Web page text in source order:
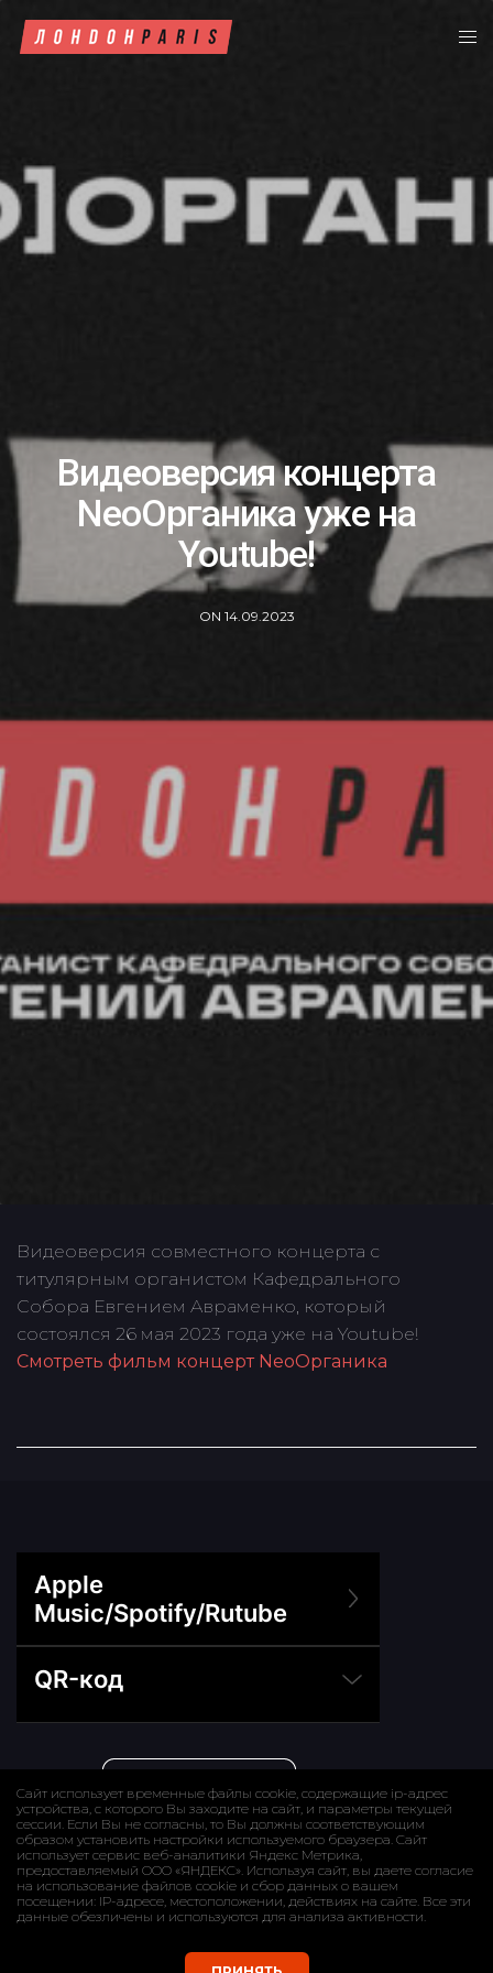
Видеоверсия концерта
NeoОрганика уже на
Youtube!
ON 14.09.2023
Видеоверсия совместного концерта с
титулярным органистом Кафедрального
Собора Евгением Авраменко, который
состоялся 26 мая 2023 года уже на Youtube!
Cмотреть фильм концерт NeoОрганика
Сайт использует временные файлы cookie, содержащие ip-адрес
устройства, с которого Вы заходите на сайт, и параметры текущей
сессии. Если Вы не согласны, то Вы должны соответствующим
образом установить настройки используемого браузера. Сайт
использует сервис веб-аналитики Яндекс Метрика,
предоставляемый ООО «ЯНДЕКС». Используя сайт, вы даете согласие
на использование файлов cookie и сбор данных о вашем
посещении: IP-адресе, местоположении, действиях на сайте. Все эти
данные обезличены и используются для анализа активности.